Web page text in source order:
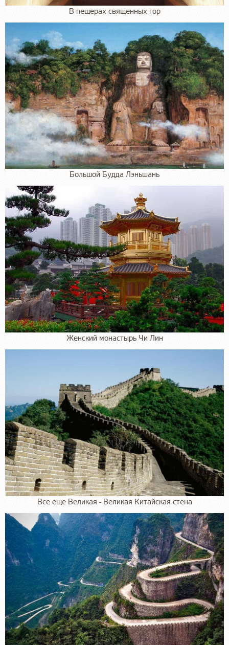
В пещерах священных гор
Большой Будда Лэньшань
Женский монастырь Чи Лин
Все еще Великая - Великая Китайская стена